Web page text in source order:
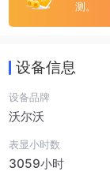
测。
设备信息
设备品牌
沃尔沃
表显小时数
3059小时